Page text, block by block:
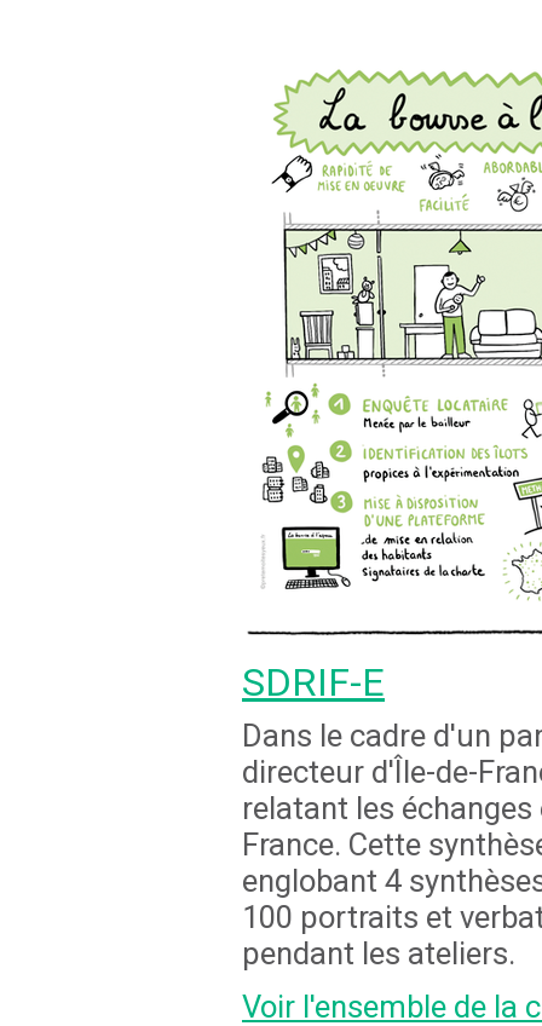
SDRIF-E
Dans le cadre d'un
directeur d'Île-de-
relatant les
France. Cette
englobant 4
100 portraits et
pendant les ateliers.
Voir l'ensemble de la